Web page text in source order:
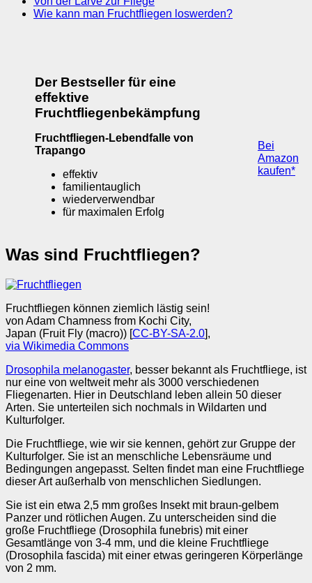
Wie kann man Fruchtfliegen loswerden?
Der Bestseller für eine
effektive
Fruchtfliegenbekämpfung
Fruchtfliegen-Lebendfalle von
Trapango
effektiv
familientauglich
wiederverwendbar
für maximalen Erfolg
Bei
Amazon
kaufen*
Was sind Fruchtfliegen?
Fruchtfliegen können ziemlich lästig sein!
von Adam Chamness from Kochi City,
Japan (Fruit Fly (macro)) [CC-BY-SA-2.0],
via Wikimedia Commons
Drosophila melanogaster, besser bekannt als Fruchtfliege, ist
nur eine von weltweit mehr als 3000 verschiedenen
Fliegenarten. Hier in Deutschland leben allein 50 dieser
Arten. Sie unterteilen sich nochmals in Wildarten und
Kulturfolger.
Die Fruchtfliege, wie wir sie kennen, gehört zur Gruppe der
Kulturfolger. Sie ist an menschliche Lebensräume und
Bedingungen angepasst. Selten findet man eine Fruchtfliege
dieser Art außerhalb von menschlichen Siedlungen.
Sie ist ein etwa 2,5 mm großes Insekt mit braun-gelbem
Panzer und rötlichen Augen. Zu unterscheiden sind die
große Fruchtfliege (Drosophila funebris) mit einer
Gesamtlänge von 3-4 mm, und die kleine Fruchtfliege
(Drosophila fascida) mit einer etwas geringeren Körperlänge
von 2 mm.